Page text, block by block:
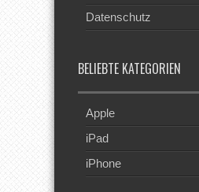
Datenschutz
BELIEBTE KATEGORIEN
Apple
iPad
iPhone